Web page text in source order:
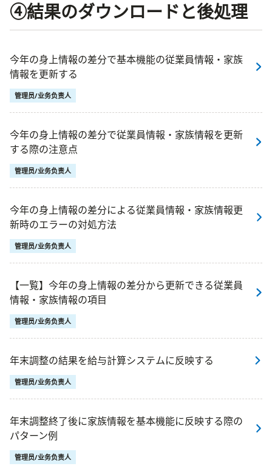
④結果のダウンロードと後処理
今年の身上情報の差分で基本機能の従業員情報・家族
情報を更新する
管理员/业务负责人
今年の身上情報の差分で従業員情報・家族情報を更新
する際の注意点
管理员/业务负责人
今年の身上情報の差分による従業員情報・家族情報更
新時のエラーの対処方法
管理员/业务负责人
【一覧】今年の身上情報の差分から更新できる従業員
情報・家族情報の項目
管理员/业务负责人
年末調整の結果を給与計算システムに反映する
管理员/业务负责人
年末調整終了後に家族情報を基本機能に反映する際の
パターン例
管理员/业务负责人